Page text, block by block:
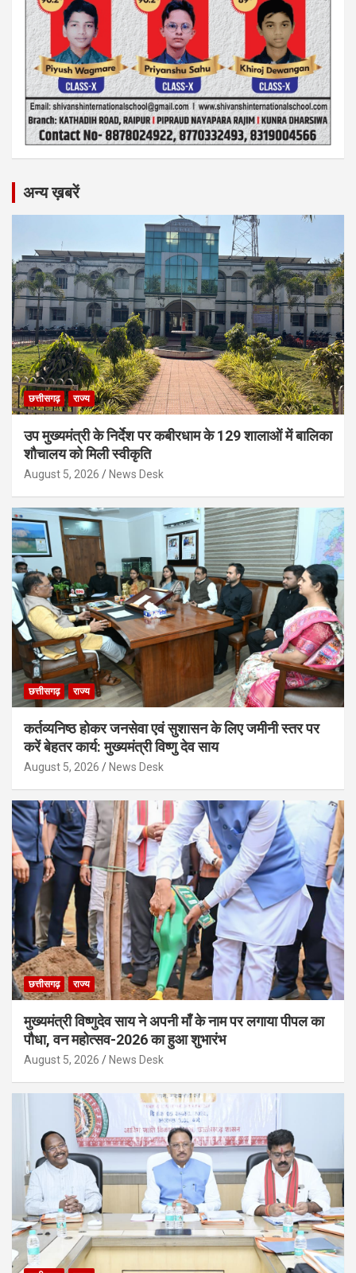
अन्य ख़बरें
छत्तीसगढ़ राज्य
उप मुख्यमंत्री के निर्देश पर कबीरधाम के 129 शालाओं में बालिका
शौचालय को मिली स्वीकृति
August 5, 2026 News Desk
छत्तीसगढ़ राज्य
कर्तव्यनिष्ठ होकर जनसेवा एवं सुशासन के लिए जमीनी स्तर पर
करें बेहतर कार्य: मुख्यमंत्री विष्णु देव साय
August 5, 2026 News Desk
छत्तीसगढ़ राज्य
मुख्यमंत्री विष्णुदेव साय ने अपनी माँ के नाम पर लगाया पीपल का
पौधा, वन महोत्सव-2026 का हुआ शुभारंभ
August 5, 2026 News Desk